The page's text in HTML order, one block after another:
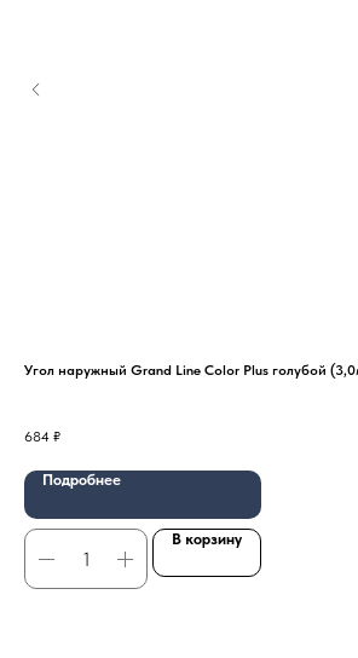
Угол наружный Grand Line Color Plus голубой
684 ₽
Подробнее
В корзину